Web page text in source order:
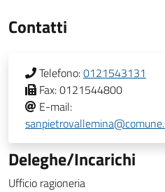
Contatti
Telefono:0121543131
Fax:0121544800
E-mail:
Deleghe/Incarichi
Ufficio ragioneria